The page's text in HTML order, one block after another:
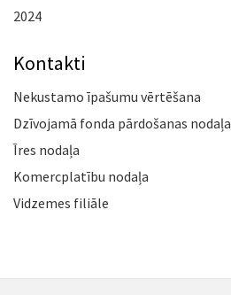
2024
Kontakti
Nekustamo īpašumu vērtēšana
Dzīvojamā fonda pārdošanas nodaļa
Īres nodaļa
Komercplatību nodaļa
Vidzemes filiāle